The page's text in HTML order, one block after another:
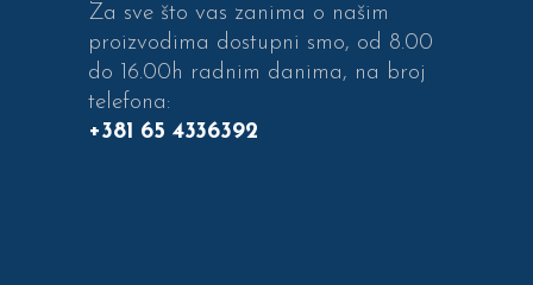
Za sve što vas zanima o našim
proizvodima dostupni smo, od 8.00
do 16.00h radnim danima, na broj
telefona:
+381 65 4336392